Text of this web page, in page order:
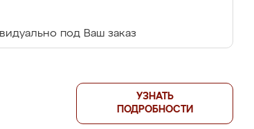
под Ваш заказ
УЗНАТЬ
ПОДРОБНОСТИ